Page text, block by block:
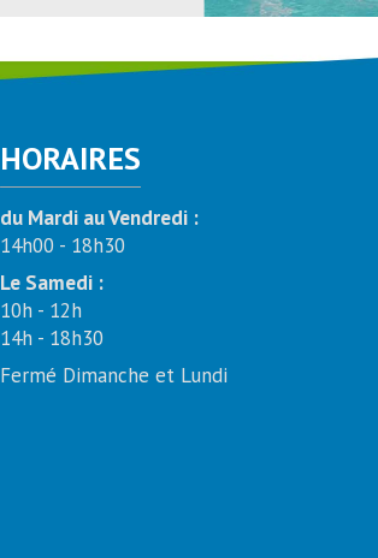
HORAIRES
du Mardi au Vendredi :
14h00 - 18h30
Le Samedi :
10h - 12h
14h - 18h30
Fermé Dimanche et Lundi